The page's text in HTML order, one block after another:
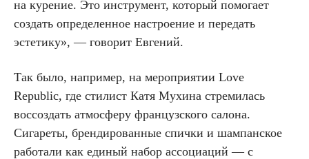
на курение. Это инструмент, который помогает
создать определенное настроение и передать
эстетику», — говорит Евгений.
Так было, например, на мероприятии Love
Republic, где стилист Катя Мухина стремилась
воссоздать атмосферу французского салона.
Сигареты, брендированные спички и шампанское
работали как единый набор ассоциаций — с